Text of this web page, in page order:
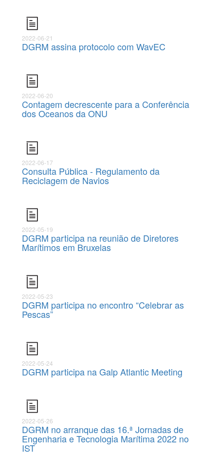
2022-06-21
DGRM assina protocolo com WavEC
2022-06-20
Contagem decrescente para a Conferência
dos Oceanos da ONU
2022-06-17
Consulta Pública - Regulamento da
Reciclagem de Navios
2022-05-19
DGRM participa na reunião de Diretores
Marítimos em Bruxelas
2022-05-23
DGRM participa no encontro “Celebrar as
Pescas”
2022-05-24
DGRM participa na Galp Atlantic Meeting
2022-05-26
DGRM no arranque das 16.ª Jornadas de
Engenharia e Tecnologia Marítima 2022 no
IST